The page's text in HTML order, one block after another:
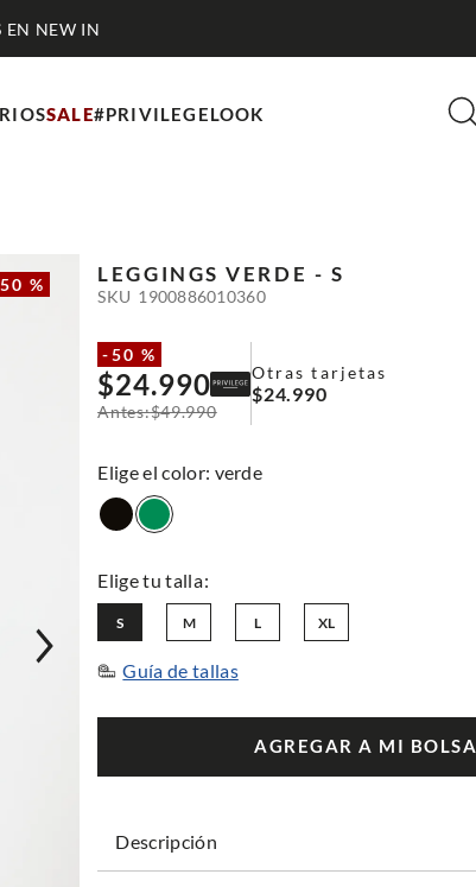
EN NEW IN
SALE#PRIVILEGELOOK
50 % LEGGINGS VERDE - S
SKU 1900886010360
-50 %
$24.990
$49.990
Otras tarjetas
$24.990
: verde
L
M
S XL
Guía de tallas
AGREGAR A MI BOLSA
Descripción